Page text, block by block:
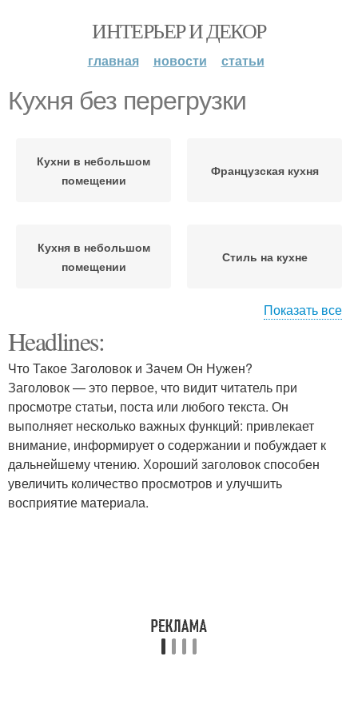
ИНТЕРЬЕР И ДЕКОР
главная новости статьи
Кухня без перегрузки
Кухни в небольшом
помещении
Французская кухня
Кухня в небольшом
помещении
Стиль на кухне
Гамма для французской
кухни
Кухни в французском
стиле
Кухня в стиле
Показать все
Headlines:
Что Такое Заголовок и Зачем Он Нужен?
Заголовок — это первое, что видит читатель при
просмотре статьи, поста или любого текста. Он
выполняет несколько важных функций: привлекает
внимание, информирует о содержании и побуждает к
дальнейшему чтению. Хороший заголовок способен
увеличить количество просмотров и улучшить
восприятие материала.